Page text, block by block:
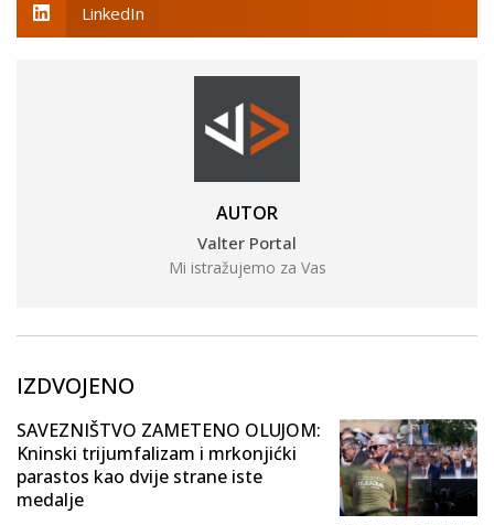
LinkedIn
AUTOR
Valter Portal
Mi istražujemo za Vas
IZDVOJENO
SAVEZNIŠTVO ZAMETENO OLUJOM:
Kninski trijumfalizam i mrkonjićki
parastos kao dvije strane iste
medalje